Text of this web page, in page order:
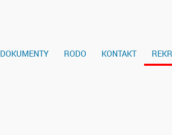
DOKUMENTY RODO KONTAKT